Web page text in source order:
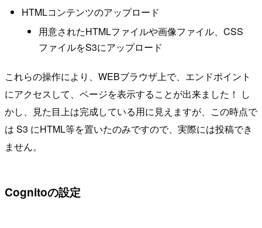
HTMLコンテンツのアップロード
用意されたHTMLファイルや画像ファイル、CSS
ファイルをS3にアップロード
これらの操作により、WEBブラウザ上で、エンドポイント
にアクセスして、ページを表示することが出来ました！ し
かし、見た目上は完成している用に見えますが、この時点で
は S3 にHTML等を置いたのみですので、実際には投稿でき
ません。
Cognitoの設定